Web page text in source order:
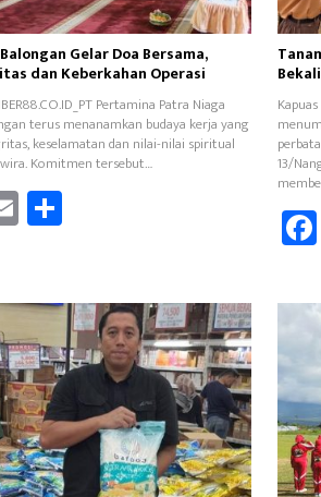
Gelar Doa Bersama,
dan Keberkahan Operasi
Pertamina Patra Niaga
terus menanamkan budaya kerja yang
keselamatan dan nilai-nilai spiritual
Komitmen tersebut…
E
m
13/